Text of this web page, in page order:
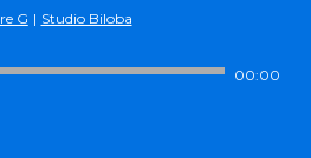
G | Studio Biloba
00:00